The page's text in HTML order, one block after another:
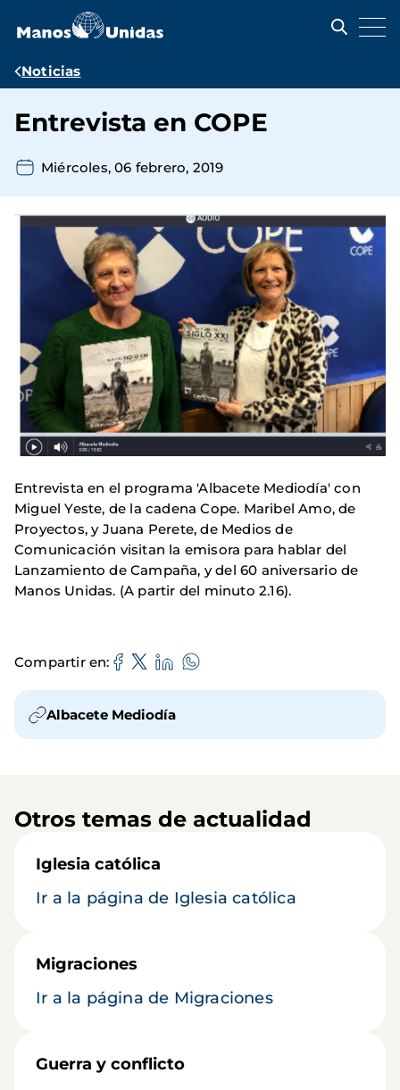
contenido
Ruta
navegación
Noticias
Entrevista en COPE
Miércoles, 06 febrero, 2019
Entrevista en el programa 'Albacete Mediodía' con
Miguel Yeste, de la cadena Cope. Maribel Amo, de
Proyectos, y Juana Perete, de Medios de
Comunicación visitan la emisora para hablar del
Lanzamiento de Campaña, y del 60 aniversario de
Manos Unidas. (A partir del minuto 2.16).
Compartir en
Albacete Mediodía
Otros temas de actualidad
Iglesia católica
Ir a la página de Iglesia católica
Migraciones
Ir a la página de Migraciones
Guerra y conflicto